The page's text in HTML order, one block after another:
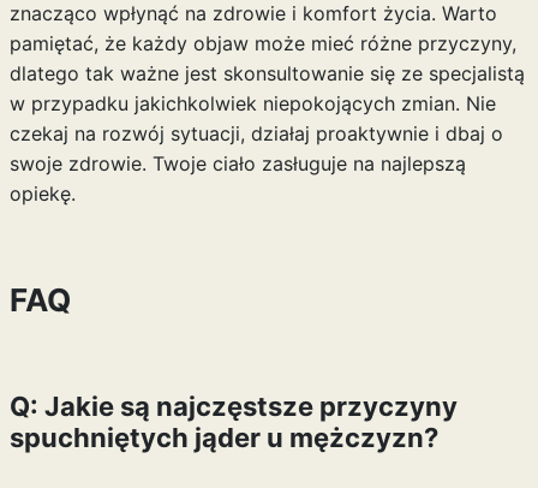
znacząco wpłynąć na zdrowie i komfort życia. Warto
pamiętać, że każdy objaw może mieć różne przyczyny,
dlatego tak ważne jest skonsultowanie się ze specjalistą
w przypadku jakichkolwiek niepokojących zmian. Nie
czekaj na rozwój sytuacji, działaj proaktywnie i dbaj o
swoje zdrowie. Twoje ciało zasługuje na najlepszą
opiekę.
FAQ
Q: Jakie są najczęstsze przyczyny
spuchniętych jąder u mężczyzn?